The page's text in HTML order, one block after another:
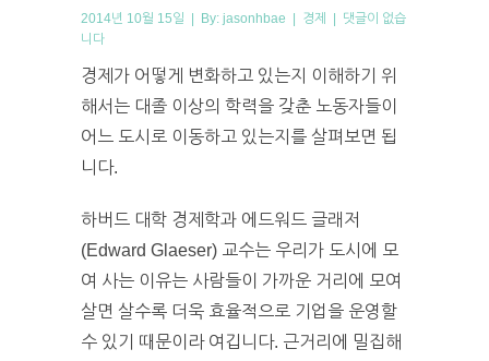
2014년 10월 15일 | By: jasonhbae | 경제 | 댓글이 없습
니다
경제가 어떻게 변화하고 있는지 이해하기 위
해서는 대졸 이상의 학력을 갖춘 노동자들이
어느 도시로 이동하고 있는지를 살펴보면 됩
니다.
하버드 대학 경제학과 에드워드 글래저
(Edward Glaeser) 교수는 우리가 도시에 모
여 사는 이유는 사람들이 가까운 거리에 모여
살면 살수록 더욱 효율적으로 기업을 운영할
수 있기 때문이라 여깁니다. 근거리에 밀집해